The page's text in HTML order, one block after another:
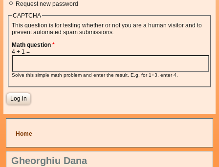
Request new password
CAPTCHA
This question is for testing whether or not you are a human visitor and to
prevent automated spam submissions.
Math question*
4 + 1 =
Solve this simple math problem and enter the result. E.g. for 1+3, enter 4.
You are here
Home
Gheorghiu Dana